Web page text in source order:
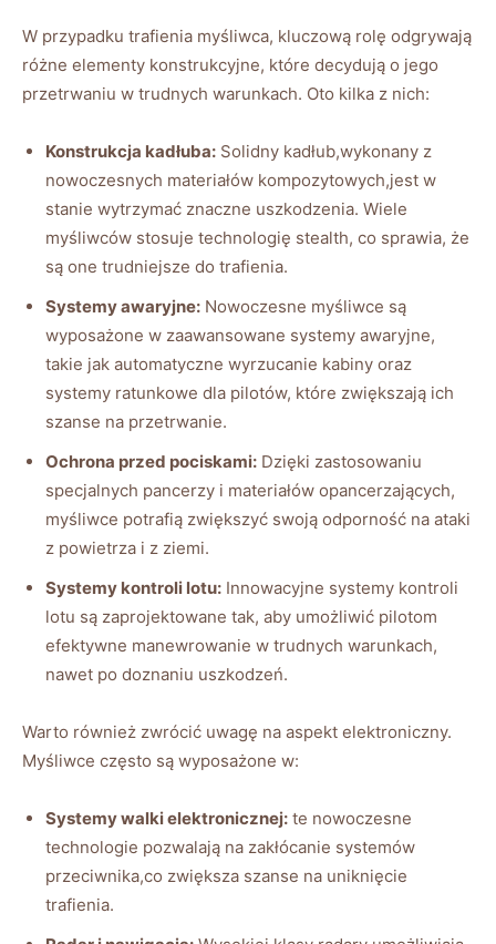
W przypadku trafienia myśliwca, kluczową rolę odgrywają
różne elementy konstrukcyjne, które decydują o jego
przetrwaniu w trudnych warunkach. Oto kilka z nich:
Konstrukcja kadłuba: Solidny kadłub,wykonany z
nowoczesnych materiałów kompozytowych,jest w
stanie wytrzymać znaczne uszkodzenia. Wiele
myśliwców stosuje technologię stealth, co sprawia, że
są one trudniejsze do trafienia.
Systemy awaryjne: Nowoczesne myśliwce są
wyposażone w zaawansowane systemy awaryjne,
takie jak automatyczne wyrzucanie kabiny oraz
systemy ratunkowe dla pilotów, które zwiększają ich
szanse na przetrwanie.
Ochrona przed pociskami: Dzięki zastosowaniu
specjalnych pancerzy i materiałów opancerzających,
myśliwce potrafią zwiększyć swoją odporność na ataki
z powietrza i z ziemi.
Systemy kontroli lotu: Innowacyjne systemy kontroli
lotu są zaprojektowane tak, aby umożliwić pilotom
efektywne manewrowanie w trudnych warunkach,
nawet po doznaniu uszkodzeń.
Warto również zwrócić uwagę na aspekt elektroniczny.
Myśliwce często są wyposażone w:
Systemy walki elektronicznej: te nowoczesne
technologie pozwalają na zakłócanie systemów
przeciwnika,co zwiększa szanse na uniknięcie
trafienia.